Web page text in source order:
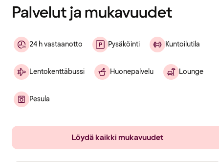
Palvelut ja mukavuudet
24 h vastaanotto Pysäköinti Kuntoilutila
Lentokenttäbussi Huonepalvelu Lounge
Pesula
Löydä kaikki mukavuudet